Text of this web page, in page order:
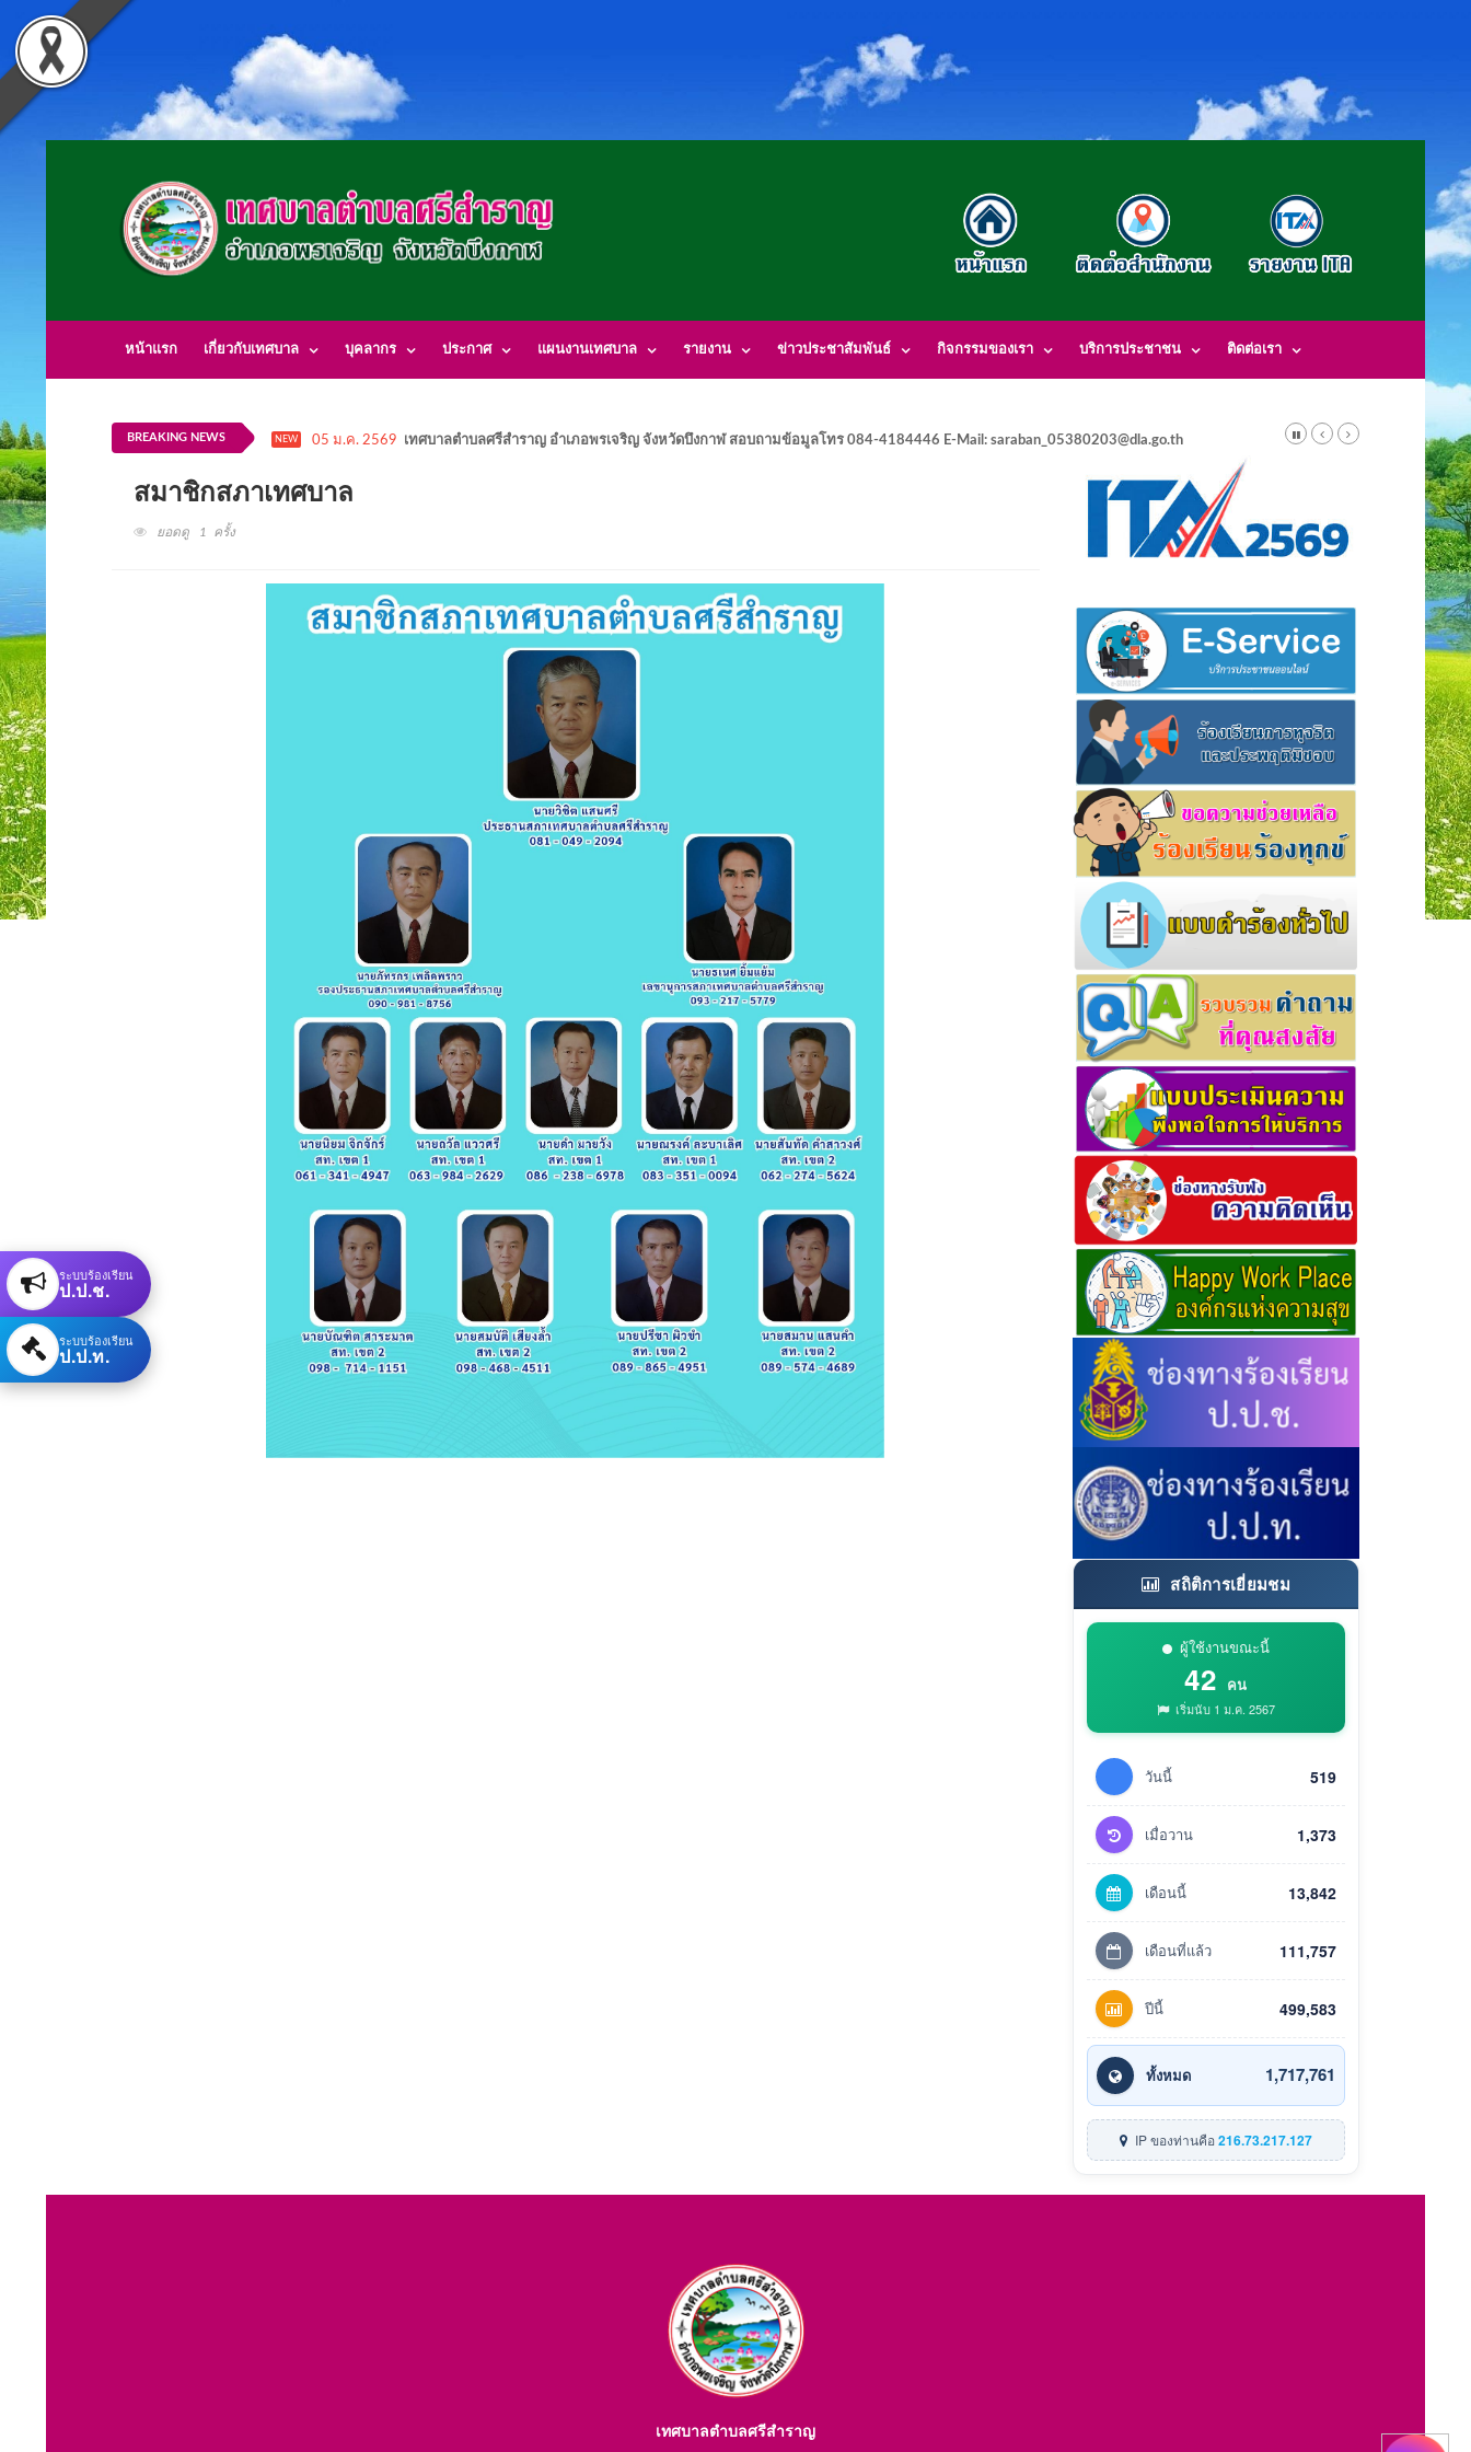
หน้าแรก เกี่ยวกับเทศบาล บุคลากร ประกาศ แผนงานเทศบาล รายงาน ข่าวประชาสัมพันธ์ กิจกรรมของเรา บริการประชาชน ติดต่อเรา
BREAKING NEWS NEW 05 ม.ค. 2569 เทศบาลตำบลศรีสำราญ อำเภอพรเจริญ จังหวัดบึงกาฬ สอบถามข้อมูลโทร 084-4184446 E-Mail: saraban_05380203@dla.go.th
สมาชิกสภาเทศบาล
ยอดดู 1 ครั้ง
สถิติการเยี่ยมชม
ผู้ใช้งานขณะนี้
42 คน
เริ่มนับ 1 ม.ค. 2567
วันนี้ 519
เมื่อวาน 1,373
เดือนนี้ 13,842
เดือนที่แล้ว 111,757
ปีนี้ 499,583
ทั้งหมด 1,717,761
IP ของท่านคือ216.73.217.127
ระบบร้องเรียน
ป.ป.ช.
ระบบร้องเรียน
ป.ป.ท.
เทศบาลตำบลศรีสำราญ